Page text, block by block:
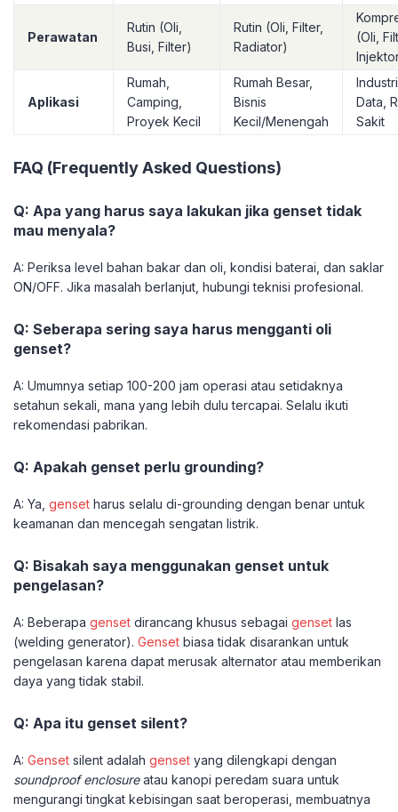
Perawatan
Rutin (Oli,
Busi, Filter)
Rutin (Oli, Filter,
Radiator)
(Oli,
Aplikasi
Rumah,
Camping,
Proyek Kecil
Rumah Besar,
Bisnis
Kecil/Menengah
Data,
Sakit
FAQ (Frequently Asked Questions)
Q: Apa yang harus saya lakukan jika genset tidak
mau menyala?
A: Periksa level bahan bakar dan oli, kondisi baterai, dan saklar
ON/OFF. Jika masalah berlanjut, hubungi teknisi profesional.
Q: Seberapa sering saya harus mengganti oli
genset?
A: Umumnya setiap 100-200 jam operasi atau setidaknya
setahun sekali, mana yang lebih dulu tercapai. Selalu ikuti
rekomendasi pabrikan.
Q: Apakah genset perlu grounding?
A: Ya, genset harus selalu di-grounding dengan benar untuk
keamanan dan mencegah sengatan listrik.
Q: Bisakah saya menggunakan genset untuk
pengelasan?
A: Beberapa genset dirancang khusus sebagai genset las
(welding generator). Genset biasa tidak disarankan untuk
pengelasan karena dapat merusak alternator atau memberikan
daya yang tidak stabil.
Q: Apa itu genset silent?
A: Genset silent adalah genset yang dilengkapi dengan
soundproof enclosureatau kanopi peredam suara untuk
mengurangi tingkat kebisingan saat beroperasi, membuatnya